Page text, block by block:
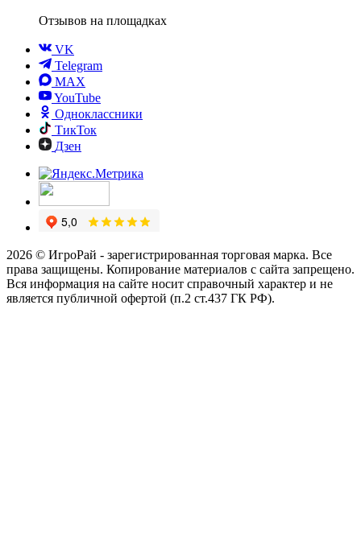
Отзывов на площадках
VK
Telegram
MAX
YouTube
Одноклассники
ТикТок
Дзен
2026 © ИгроРай - зарегистрированная торговая марка. Все
права защищены. Копирование материалов с сайта запрещено.
Вся информация на сайте носит справочный характер и не
является публичной офертой (п.2 ст.437 ГК РФ).